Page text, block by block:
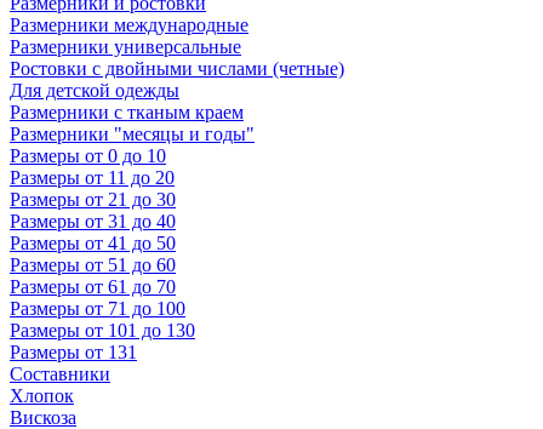
Размерники международные
Размерники универсальные
Ростовки с двойными числами (четные)
Для детской одежды
Размерники с тканым краем
Размерники "месяцы и годы"
Размеры от 0 до 10
Размеры от 11 до 20
Размеры от 21 до 30
Размеры от 31 до 40
Размеры от 41 до 50
Размеры от 51 до 60
Размеры от 61 до 70
Размеры от 71 до 100
Размеры от 101 до 130
Размеры от 131
Составники
Хлопок
Вискоза